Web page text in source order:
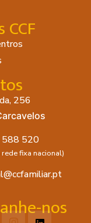
nos
256
520
fixa nacional)